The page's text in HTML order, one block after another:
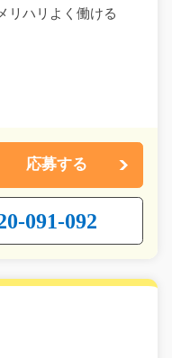
リハリよく働ける
応募する
091-092